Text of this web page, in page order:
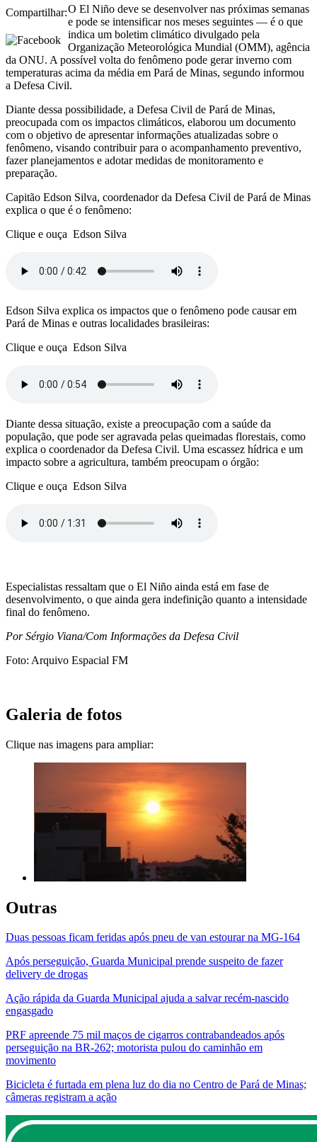
Compartilhar:O El Niño deve se desenvolver nas próximas semanas
e pode se intensificar nos meses seguintes — é o que
indica um boletim climático divulgado pela
Organização Meteorológica Mundial (OMM), agência
da ONU. A possível volta do fenômeno pode gerar inverno com
temperaturas acima da média em Pará de Minas, segundo informou
a Defesa Civil.
Diante dessa possibilidade, a Defesa Civil de Pará de Minas,
preocupada com os impactos climáticos, elaborou um documento
com o objetivo de apresentar informações atualizadas sobre o
fenômeno, visando contribuir para o acompanhamento preventivo,
fazer planejamentos e adotar medidas de monitoramento e
preparação.
Capitão Edson Silva, coordenador da Defesa Civil de Pará de Minas
explica o que é o fenômeno:
Clique e ouça Edson Silva
Edson Silva explica os impactos que o fenômeno pode causar em
Pará de Minas e outras localidades brasileiras:
Clique e ouça Edson Silva
Diante dessa situação, existe a preocupação com a saúde da
população, que pode ser agravada pelas queimadas florestais, como
explica o coordenador da Defesa Civil. Uma escassez hídrica e um
impacto sobre a agricultura, também preocupam o órgão:
Clique e ouça Edson Silva
Especialistas ressaltam que o El Niño ainda está em fase de
desenvolvimento, o que ainda gera indefinição quanto a intensidade
final do fenômeno.
Por Sérgio Viana/Com Informações da Defesa Civil
Foto: Arquivo Espacial FM
Galeria de fotos
Clique nas imagens para ampliar:
Outras
Duas pessoas ficam feridas após pneu de van estourar na MG-164
Após perseguição, Guarda Municipal prende suspeito de fazer
delivery de drogas
Ação rápida da Guarda Municipal ajuda a salvar recém-nascido
engasgado
PRF apreende 75 mil maços de cigarros contrabandeados após
perseguição na BR-262; motorista pulou do caminhão em
movimento
Bicicleta é furtada em plena luz do dia no Centro de Pará de Minas;
câmeras registram a ação